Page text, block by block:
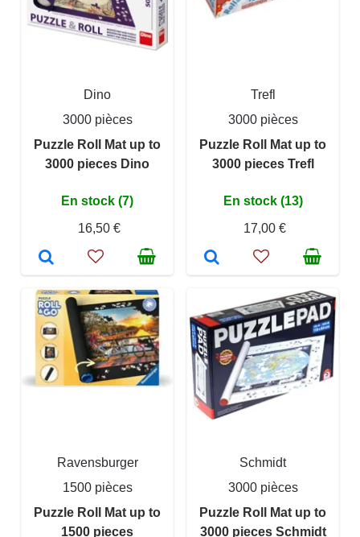
Dino
3000 pièces
Puzzle Roll Mat up to
3000 pieces Dino
En stock (7)
16,50 €
Trefl
3000 pièces
Puzzle Roll Mat up to
3000 pieces Trefl
En stock (13)
17,00 €
Ravensburger
1500 pièces
Puzzle Roll Mat up to
1500 pieces
Schmidt
3000 pièces
Puzzle Roll Mat up to
3000 pieces Schmidt